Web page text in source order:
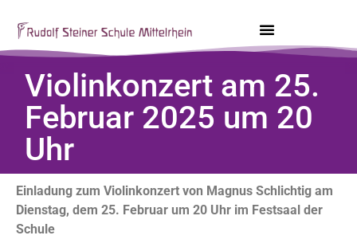
Violinkonzert am 25.
Februar 2025 um 20
Uhr
Einladung zum Violinkonzert von Magnus Schlichtig am
Dienstag, dem 25. Februar um 20 Uhr im Festsaal der
Schule